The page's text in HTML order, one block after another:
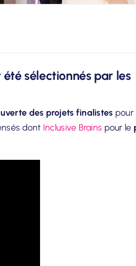
sélectionnés par les
des projets finalistes pour
dont Inclusive Brains pour le